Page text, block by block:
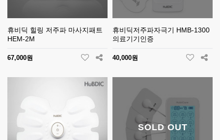
휴비딕 힐링 저주파 마사지패트
HEM-2M
67,000원
휴비딕저주파자극기 HMB-1300
의료기기인증
40,000원
SOLD OUT